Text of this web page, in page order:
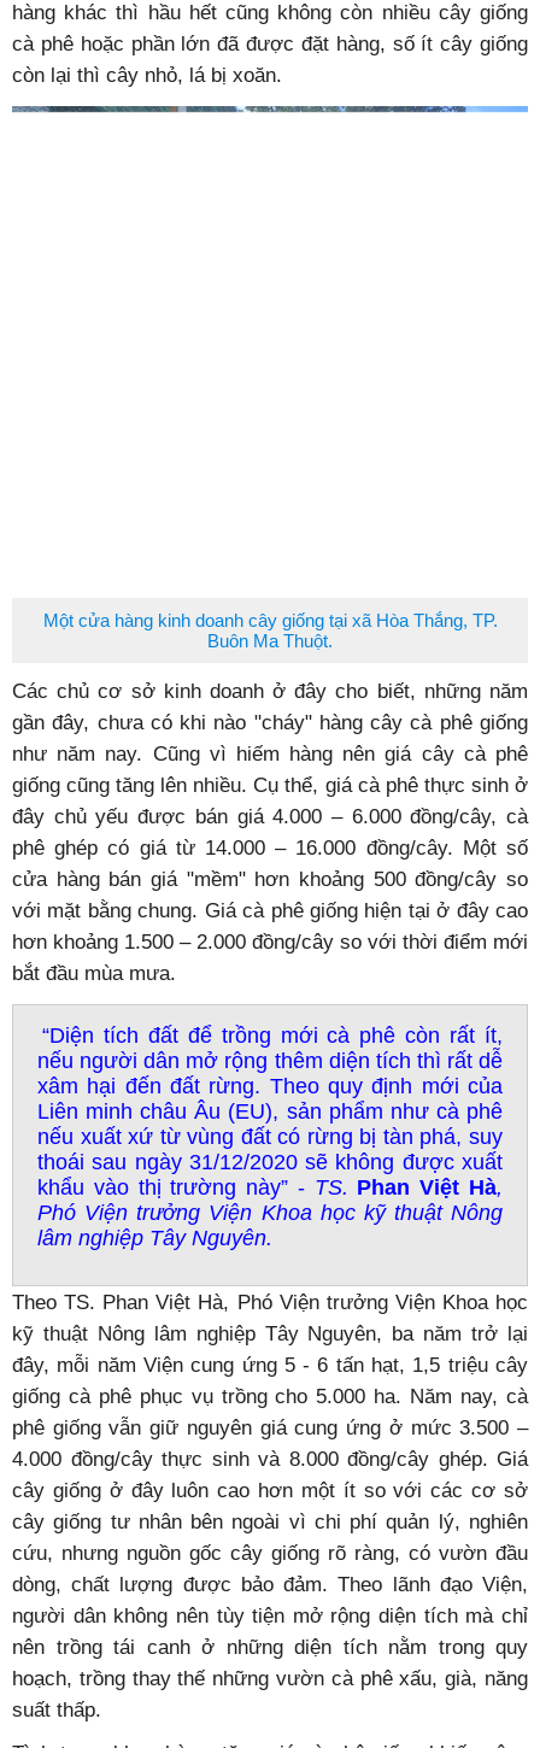
hàng khác thì hầu hết cũng không còn nhiều cây giống
cà phê hoặc phần lớn đã được đặt hàng, số ít cây giống
còn lại thì cây nhỏ, lá bị xoăn.
Một cửa hàng kinh doanh cây giống tại xã Hòa Thắng, TP.
Buôn Ma Thuột.
Các chủ cơ sở kinh doanh ở đây cho biết, những năm
gần đây, chưa có khi nào "cháy" hàng cây cà phê giống
như năm nay. Cũng vì hiếm hàng nên giá cây cà phê
giống cũng tăng lên nhiều. Cụ thể, giá cà phê thực sinh ở
đây chủ yếu được bán giá 4.000 – 6.000 đồng/cây, cà
phê ghép có giá từ 14.000 – 16.000 đồng/cây. Một số
cửa hàng bán giá "mềm" hơn khoảng 500 đồng/cây so
với mặt bằng chung. Giá cà phê giống hiện tại ở đây cao
hơn khoảng 1.500 – 2.000 đồng/cây so với thời điểm mới
bắt đầu mùa mưa.
“Diện tích đất để trồng mới cà phê còn rất ít,
nếu người dân mở rộng thêm diện tích thì rất dễ
xâm hại đến đất rừng. Theo quy định mới của
Liên minh châu Âu (EU), sản phẩm như cà phê
nếu xuất xứ từ vùng đất có rừng bị tàn phá, suy
thoái sau ngày 31/12/2020 sẽ không được xuất
khẩu vào thị trường này” - TS. Phan Việt Hà,
Phó Viện trưởng Viện Khoa học kỹ thuật Nông
lâm nghiệp Tây Nguyên.
Theo TS. Phan Việt Hà, Phó Viện trưởng Viện Khoa học
kỹ thuật Nông lâm nghiệp Tây Nguyên, ba năm trở lại
đây, mỗi năm Viện cung ứng 5 - 6 tấn hạt, 1,5 triệu cây
giống cà phê phục vụ trồng cho 5.000 ha. Năm nay, cà
phê giống vẫn giữ nguyên giá cung ứng ở mức 3.500 –
4.000 đồng/cây thực sinh và 8.000 đồng/cây ghép. Giá
cây giống ở đây luôn cao hơn một ít so với các cơ sở
cây giống tư nhân bên ngoài vì chi phí quản lý, nghiên
cứu, nhưng nguồn gốc cây giống rõ ràng, có vườn đầu
dòng, chất lượng được bảo đảm. Theo lãnh đạo Viện,
người dân không nên tùy tiện mở rộng diện tích mà chỉ
nên trồng tái canh ở những diện tích nằm trong quy
hoạch, trồng thay thế những vườn cà phê xấu, già, năng
suất thấp.